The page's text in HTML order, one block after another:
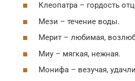
Клеопатра – гордость
Мези – течение воды.
Мерит – любимая,
Миу – мягкая, нежная.
Монифа – везучая,